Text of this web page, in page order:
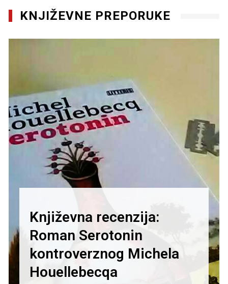
KNJIŽEVNE PREPORUKE
Književna recenzija:
Roman Serotonin
kontroverznog Michela
Houellebecqa